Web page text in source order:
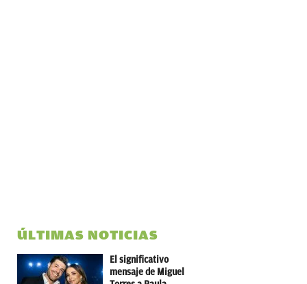
ÚLTIMAS NOTICIAS
El significativo
mensaje de Miguel